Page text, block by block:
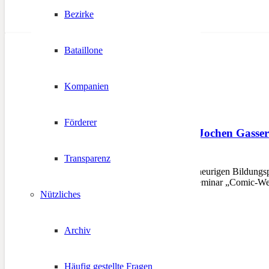
Bezirke
Bataillone
Kompanien
Förderer
Transparenz
Nützliches
Archiv
Häufig gestellte Fragen
Comic-Werkstatt mit Jochen Gasser
2. September 2012
BOZEN – Im Rahmen des heurigen
Gasser aus Vahrn, für das Seminar „Comic-